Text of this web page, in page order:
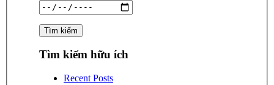
Tìm kiếm hữu ích
Recent Posts